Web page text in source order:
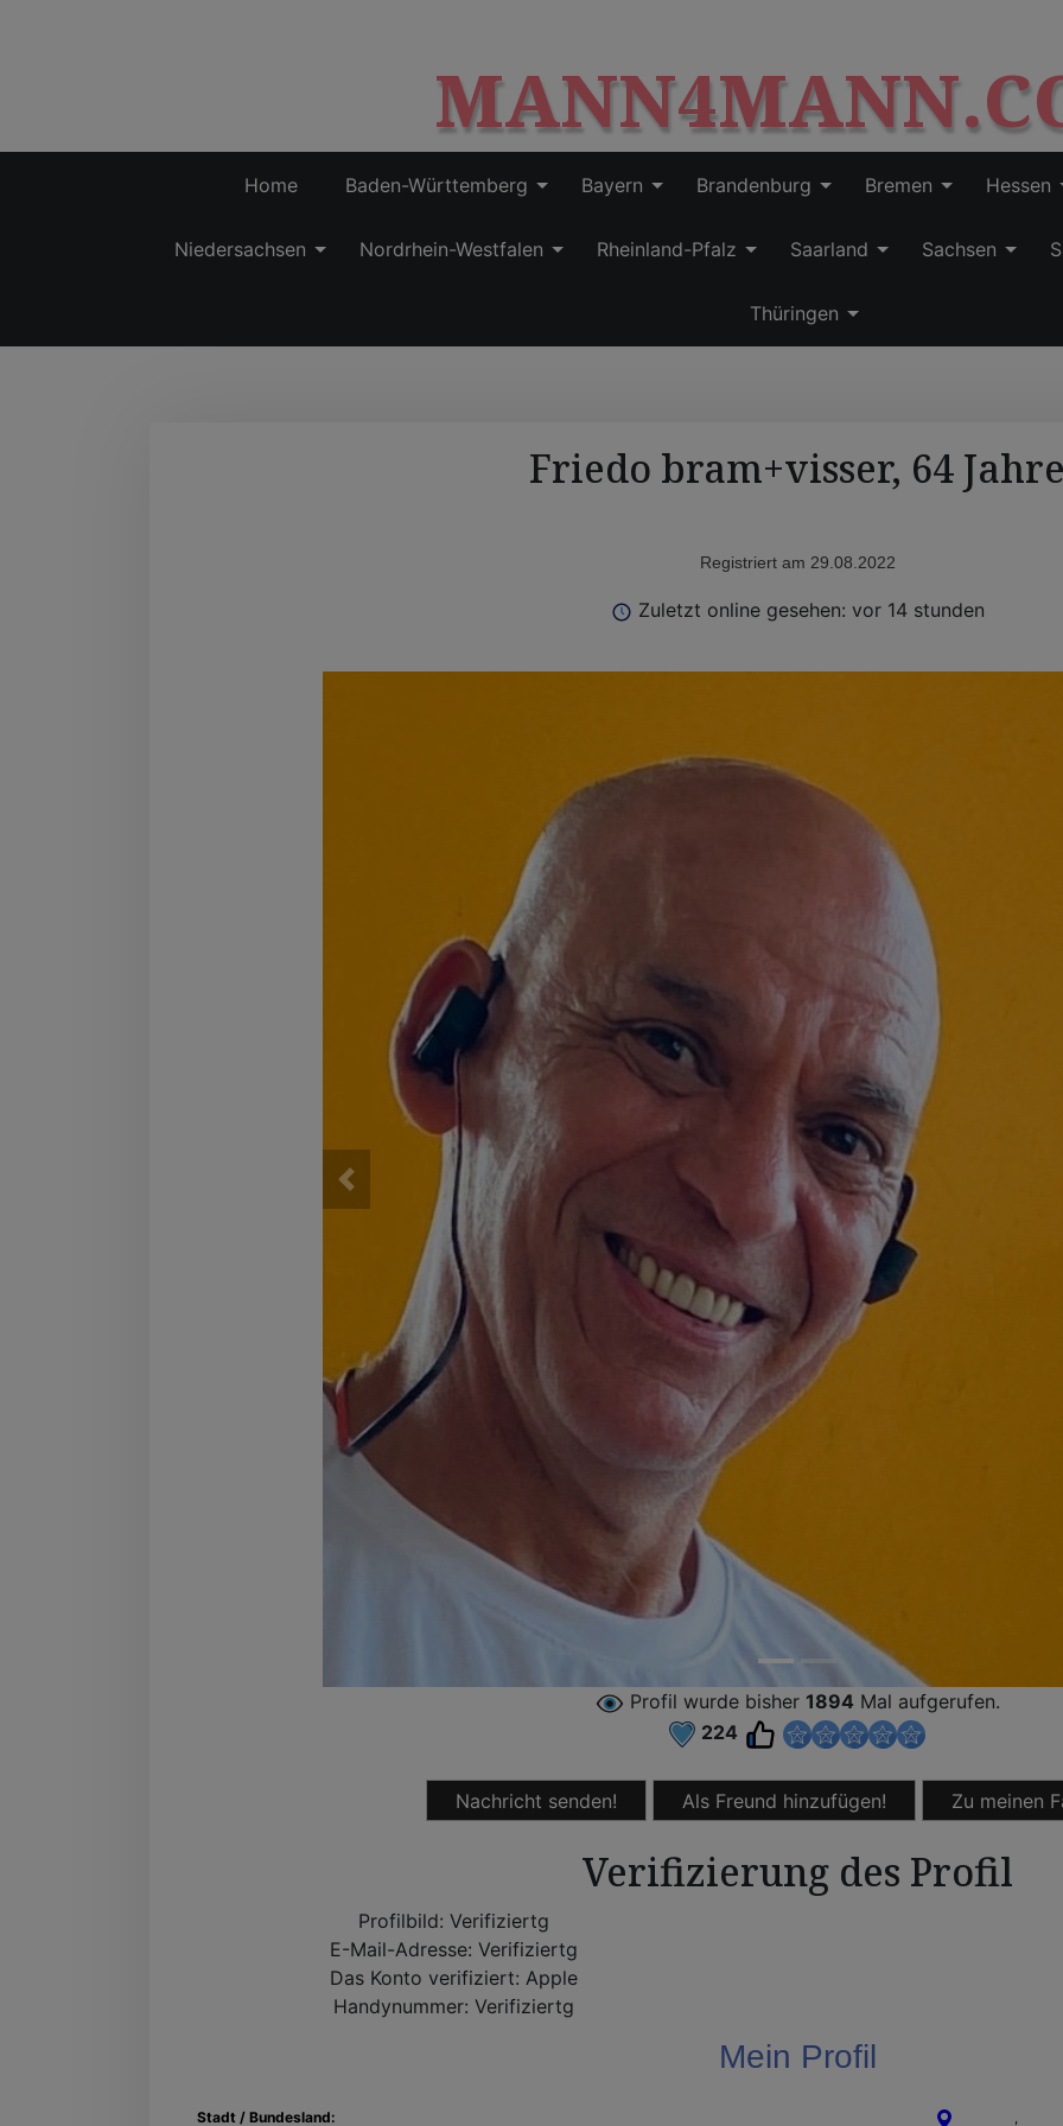
p
t
o
c
n
n
Home Baden-Württemberg Bayern Brandenburg Bremen Hessen
Niedersachsen Nordrhein-Westfalen Rheinland-Pfalz Saarland Sachsen
Thüringen
Friedo bram+visser, 64 Jahre
Registriert am 29.08.2022
Zuletzt online gesehen: vor 14 stunden
Profil wurde bisher 1894 Mal aufgerufen.
224
Nachricht senden! Als Freund hinzufügen! Zu meinen
Verifizierung des Profil
Profilbild: Verifiziertg
E-Mail-Adresse: Verifiziertg
Das Konto verifiziert: Apple
Handynummer: Verifiziertg
Mein Profil
Stadt / Bundesland: ,